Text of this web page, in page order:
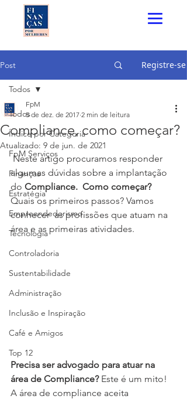
Post Registre-se
Todos
Índice por Categoria
FpM Serviços
Finanças
Estratégia
Empreendedorismo
Tecnologia
Controladoria
Sustentabilidade
Administração
Inclusão e Inspiração
Café e Amigos
Top 12
Todos
Compliance, como começar?
FpM
5 de dez. de 2017 2 min de leitura
Atualizado: 9 de jun. de 2021
algumas dúvidas sobre a implantação
do Compliance.  Como começar?
Quais os primeiros passos? Vamos
conhecer  as profissões que atuam na
área e as primeiras atividades.
Precisa ser advogado para atuar na
área de Compliance? Este é um mito!
A área de compliance aceita